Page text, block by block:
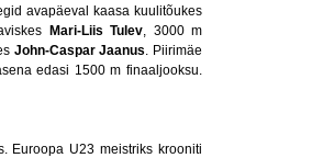
avapäeval kaasa kuulitõukes
Mari-Liis Tulev, 3000 m
John-Caspar Jaanus. Piirimäe
edasi 1500 m finaaljooksu.
Euroopa U23 meistriks krooniti